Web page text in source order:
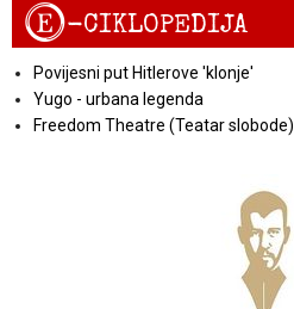
E-CIKLOPEDIJA
Povijesni put Hitlerove 'klonje'
Yugo - urbana legenda
Freedom Theatre (Teatar slobode)